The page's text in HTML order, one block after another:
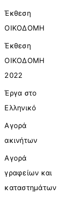
Έκθεση
ΟΙΚΟΔΟΜΗ
Έκθεση
ΟΙΚΟΔΟΜΗ
2022
Έργα στο
Ελληνικό
Αγορά
ακινήτων
Αγορά
γραφείων και
καταστημάτων